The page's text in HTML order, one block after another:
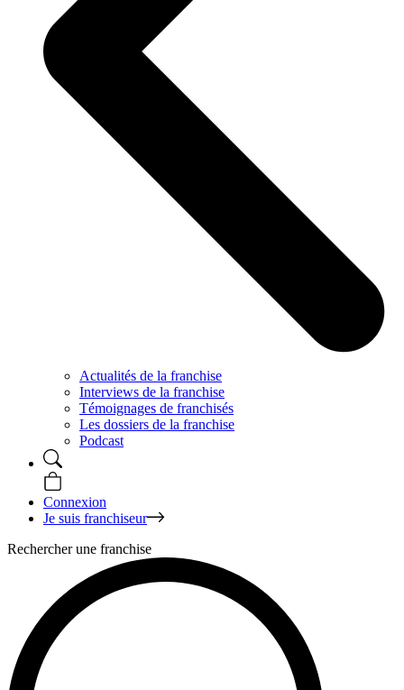
Actualités de la franchise
Interviews de la franchise
Témoignages de franchisés
Les dossiers de la franchise
Podcast
Connexion
Je suis franchiseur
Rechercher une franchise